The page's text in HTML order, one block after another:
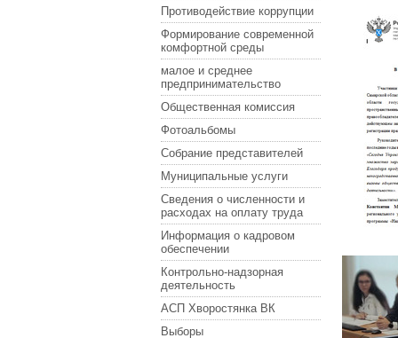
Противодействие коррупции
Формирование современной
комфортной среды
малое и среднее
предпринимательство
Общественная комиссия
Фотоальбомы
Собрание представителей
Муниципальные услуги
Сведения о численности и
расходах на оплату труда
Информация о кадровом
обеспечении
Контрольно-надзорная
деятельность
АСП Хворостянка ВК
Выборы